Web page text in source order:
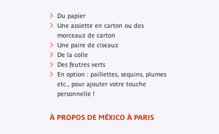
Du papier
Une assiette en carton ou des
morceaux de carton
Une paire de ciseaux
De la colle
Des feutres verts
En option : paillettes, sequins, plumes
etc., pour ajouter votre touche
personnelle !
À PROPOS DE MÉXICO À PARIS